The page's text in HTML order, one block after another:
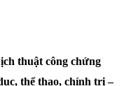
thuật công chứng
thể thao, chính trị –